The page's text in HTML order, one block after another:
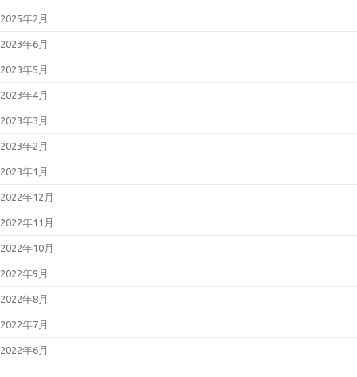
2025年2月
2023年6月
2023年5月
2023年4月
2023年3月
2023年2月
2023年1月
2022年12月
2022年11月
2022年10月
2022年9月
2022年8月
2022年7月
2022年6月